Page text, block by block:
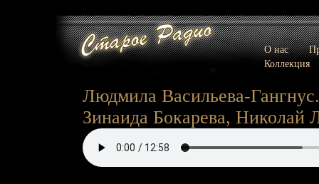
О нас
Коллекция
Людмила Васильева-
Зинаида Бокарева, Николай